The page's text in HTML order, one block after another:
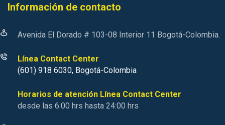
Información de contacto
Avenida El Dorado # 103-08 Interior 11 Bogotá-Colombia.
Línea Contact Center
(601) 918 6030, Bogotá-Colombia
Horarios de atención Línea Contact Center
desde las 6:00 hrs hasta 24:00 hrs